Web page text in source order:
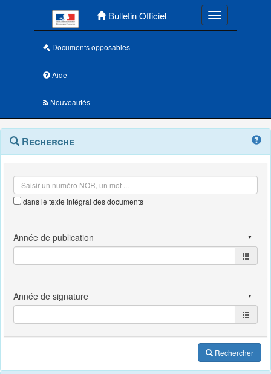
Bulletin Officiel Toggle
Documents opposables
Aide
Nouveautés
Navigation
outils
Menu
contextuel
Recherche
dans le texte intégral des documents
Rechercher